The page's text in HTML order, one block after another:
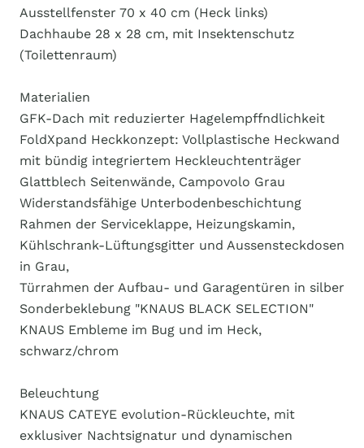
Ausstellfenster 70 x 40 cm (Heck links)
Dachhaube 28 x 28 cm, mit Insektenschutz
(Toilettenraum)
Materialien
GFK-Dach mit reduzierter Hagelempffndlichkeit
FoldXpand Heckkonzept: Vollplastische Heckwand
mit bündig integriertem Heckleuchtenträger
Glattblech Seitenwände, Campovolo Grau
Widerstandsfähige Unterbodenbeschichtung
Rahmen der Serviceklappe, Heizungskamin,
Kühlschrank-Lüftungsgitter und Aussensteckdosen
in Grau,
Türrahmen der Aufbau- und Garagentüren in silber
Sonderbeklebung "KNAUS BLACK SELECTION"
KNAUS Embleme im Bug und im Heck,
schwarz/chrom
Beleuchtung
KNAUS CATEYE evolution-Rückleuchte, mit
exklusiver Nachtsignatur und dynamischen